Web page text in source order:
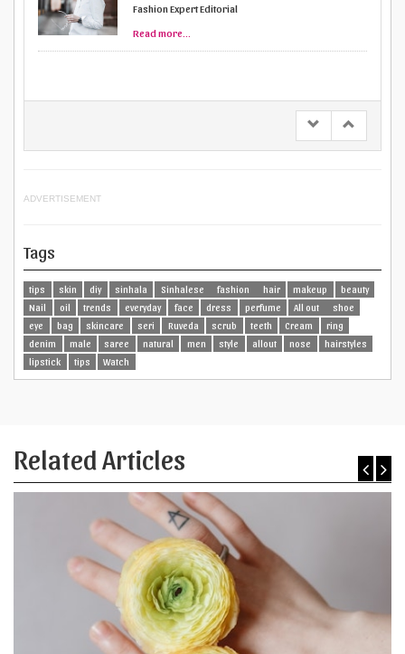
Fashion Expert Editorial
Read more...
ADVERTISEMENT
Tags
tips skin diy sinhala Sinhalese fashion hair makeup
beauty
Nail
oil trends everyday face dress perfume All out
shoe
eye
bag skincare seri Ruveda scrub teeth Cream
ring
denim
male saree natural men style allout nose
hairstyles
lipstick
tips Watch
Related Articles